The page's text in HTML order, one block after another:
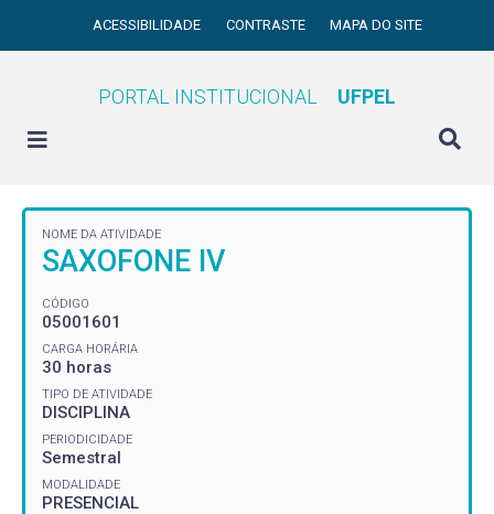
ACESSIBILIDADE CONTRASTE MAPA DO SITE
PORTAL INSTITUCIONAL UFPEL
NOME DA ATIVIDADE
SAXOFONE IV
CÓDIGO
05001601
CARGA HORÁRIA
30 horas
TIPO DE ATIVIDADE
DISCIPLINA
PERIODICIDADE
Semestral
MODALIDADE
PRESENCIAL